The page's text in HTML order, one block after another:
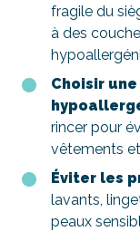
fragile du
à des
Choisir
rincer pour
vêtements
Éviter les
lavants,
peaux